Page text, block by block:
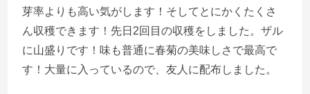
芽率よりも高い気がします！そしてとにかくたくさ
ん収穫できます！先日2回目の収穫をしました。ザル
に山盛りです！味も普通に春菊の美味しさで最高で
す！大量に入っているので、友人に配布しました。